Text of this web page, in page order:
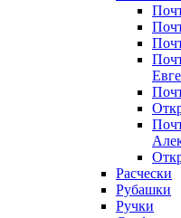
Расчески
Рубашки
Ручки